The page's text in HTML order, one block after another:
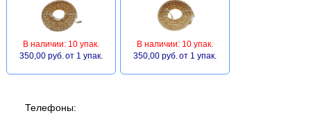
В наличии: 10 упак.
350,00 руб. от 1 упак.
В наличии: 10 упак.
350,00 руб. от 1 упак.
Телефоны: